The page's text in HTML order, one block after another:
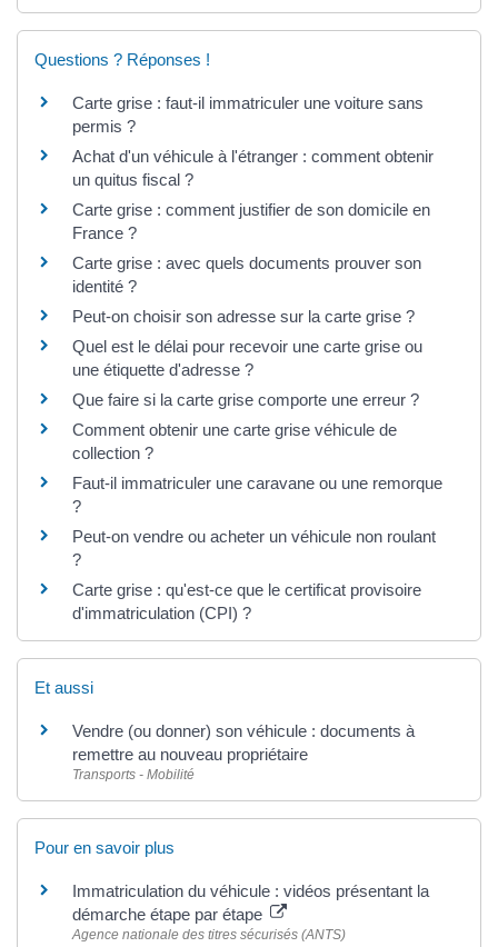
Questions ? Réponses !
Carte grise : faut-il immatriculer une voiture sans
permis ?
Achat d'un véhicule à l'étranger : comment obtenir
un quitus fiscal ?
Carte grise : comment justifier de son domicile en
France ?
Carte grise : avec quels documents prouver son
identité ?
Peut-on choisir son adresse sur la carte grise ?
Quel est le délai pour recevoir une carte grise ou
une étiquette d'adresse ?
Que faire si la carte grise comporte une erreur ?
Comment obtenir une carte grise véhicule de
collection ?
Faut-il immatriculer une caravane ou une remorque
?
Peut-on vendre ou acheter un véhicule non roulant
?
Carte grise : qu'est-ce que le certificat provisoire
d'immatriculation (CPI) ?
Et aussi
Vendre (ou donner) son véhicule : documents à
remettre au nouveau propriétaire
Transports - Mobilité
Pour en savoir plus
Immatriculation du véhicule : vidéos présentant la
démarche étape par étape
Agence nationale des titres sécurisés (ANTS)